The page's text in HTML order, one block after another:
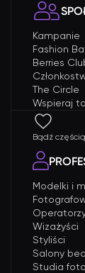
Kampanie
Fashion
Berries
The Circle
Wspieraj
Bądź
Modelki i
Wizażyści
Styliści
Salony
Studia